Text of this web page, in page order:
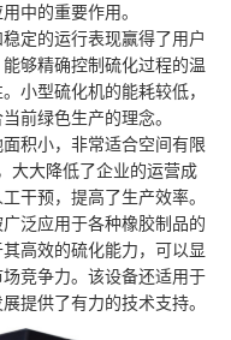
中的重要作用。
定的运行表现赢得了用户
够精确控制硫化过程的温
小型硫化机的能耗较低，
前绿色生产的理念。
积小，非常适合空间有限
大大降低了企业的运营成
干预，提高了生产效率。
泛应用于各种橡胶制品的
高效的硫化能力，可以显
竞争力。该设备还适用于
提供了有力的技术支持。